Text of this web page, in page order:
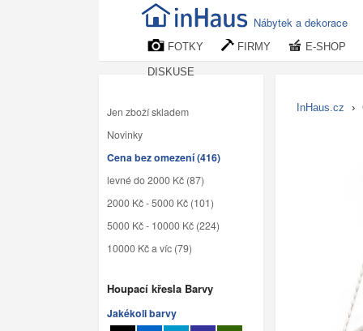
Nábytek a dekorace
FOTKY FIRMY E-SHOP
DISKUSE
Jen zboží skladem
Novinky
Cena bez omezení (416)
levné do 2000 Kč (87)
2000 Kč - 5000 Kč (101)
5000 Kč - 10000 Kč (224)
10000 Kč a víc (79)
Houpací křesla Barvy
Jakékoli barvy
InHaus.cz ›